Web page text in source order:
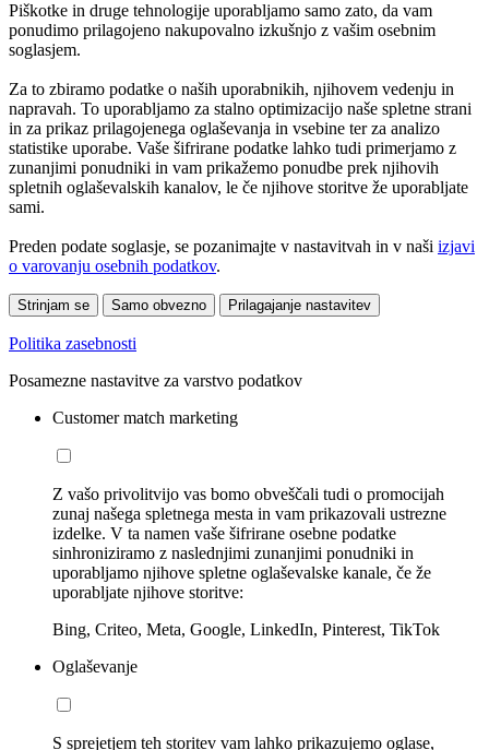
Piškotke in druge tehnologije uporabljamo samo zato, da vam
ponudimo prilagojeno nakupovalno izkušnjo z vašim osebnim
soglasjem.
Za to zbiramo podatke o naših uporabnikih, njihovem vedenju in
napravah. To uporabljamo za stalno optimizacijo naše spletne strani
in za prikaz prilagojenega oglaševanja in vsebine ter za analizo
statistike uporabe. Vaše šifrirane podatke lahko tudi primerjamo z
zunanjimi ponudniki in vam prikažemo ponudbe prek njihovih
spletnih oglaševalskih kanalov, le če njihove storitve že uporabljate
sami.
Preden podate soglasje, se pozanimajte v nastavitvah in v naši izjavi
o varovanju osebnih podatkov.
Strinjam se Samo obvezno Prilagajanje nastavitev
Politika zasebnosti
Posamezne nastavitve za varstvo podatkov
Customer match marketing
Z vašo privolitvijo vas bomo obveščali tudi o promocijah
zunaj našega spletnega mesta in vam prikazovali ustrezne
izdelke. V ta namen vaše šifrirane osebne podatke
sinhroniziramo z naslednjimi zunanjimi ponudniki in
uporabljamo njihove spletne oglaševalske kanale, če že
uporabljate njihove storitve:
Bing, Criteo, Meta, Google, LinkedIn, Pinterest, TikTok
Oglaševanje
S sprejetjem teh storitev vam lahko prikazujemo oglase,